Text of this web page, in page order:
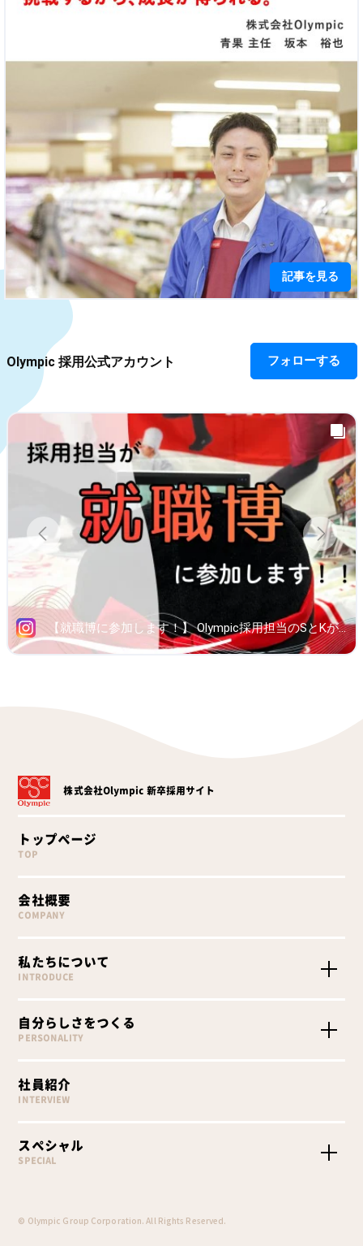
株式会社Olympic 新卒採用サイト
トップページ
TOP
会社概要
COMPANY
私たちについて
INTRODUCE
Olympicが求める人物像
Olympicの採用
自分らしさをつくる
PERSONALITY
教育プログラム
キャリアステップ
社員紹介
INTERVIEW
スペシャル
SPECIAL
一日のスケジュール
© Olympic Group Corporation. All Rights Reserved.